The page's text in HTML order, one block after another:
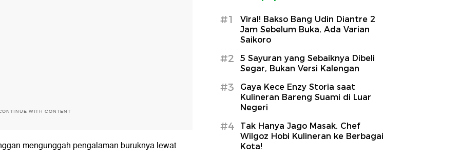
WITH CONTENT
mengunggah pengalaman buruknya lewat
#1
Viral! Bakso Bang Udin Diantre 2
Jam Sebelum Buka, Ada Varian
Saikoro
#2
5 Sayuran yang Sebaiknya Dibeli
Segar, Bukan Versi Kalengan
#3
Gaya Kece Enzy Storia saat
Kulineran Bareng Suami di Luar
Negeri
#4
Tak Hanya Jago Masak, Chef
Wilgoz Hobi Kulineran ke Berbagai
Kota!